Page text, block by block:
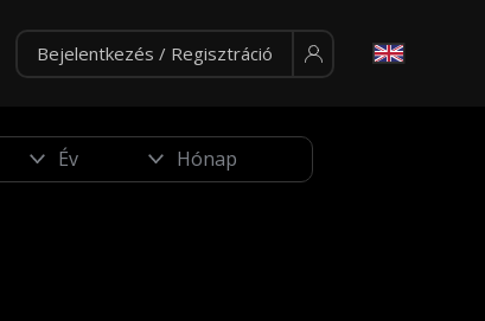
Bejelentkezés / Regisztráció